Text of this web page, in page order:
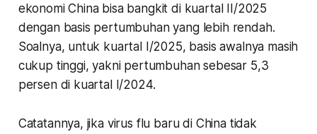
ekonomi China bisa bangkit di kuartal II/2025
dengan basis pertumbuhan yang lebih rendah.
Soalnya, untuk kuartal I/2025, basis awalnya masih
cukup tinggi, yakni pertumbuhan sebesar 5,3
persen di kuartal I/2024.
Catatannya, jika virus flu baru di China tidak